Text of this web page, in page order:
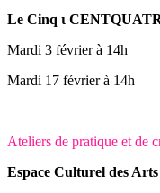
Le Cinq ι
Mardi 3 février à 14h
Mardi 17 février à 14h
Ateliers de pratique et de
Espace Culturel des